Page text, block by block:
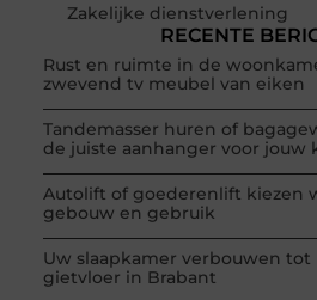
Zakelijke dienstverlening
RECENTE
Rust en ruimte in de
zwevend tv meubel van eiken
Tandemasser huren of
de juiste aanhanger voor jouw
Autolift of goederenlift kiezen
gebouw en gebruik
Uw slaapkamer verbouwen tot
gietvloer in Brabant